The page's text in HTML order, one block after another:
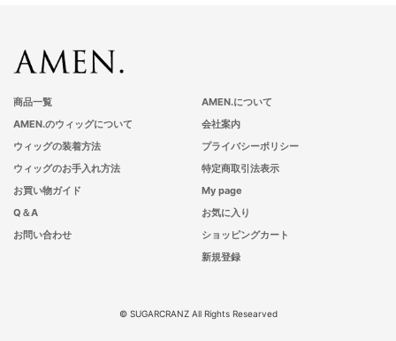
商品一覧
AMEN.のウィッグについて
ウィッグの装着方法
ウィッグのお手入れ方法
AMEN.について
会社案内
プライバシーポリシー
特定商取引法表示
お買い物ガイド
Q＆A
お問い合わせ
My page
お気に入り
ショッピングカート
新規登録
© SUGARCRANZ All Rights Researved